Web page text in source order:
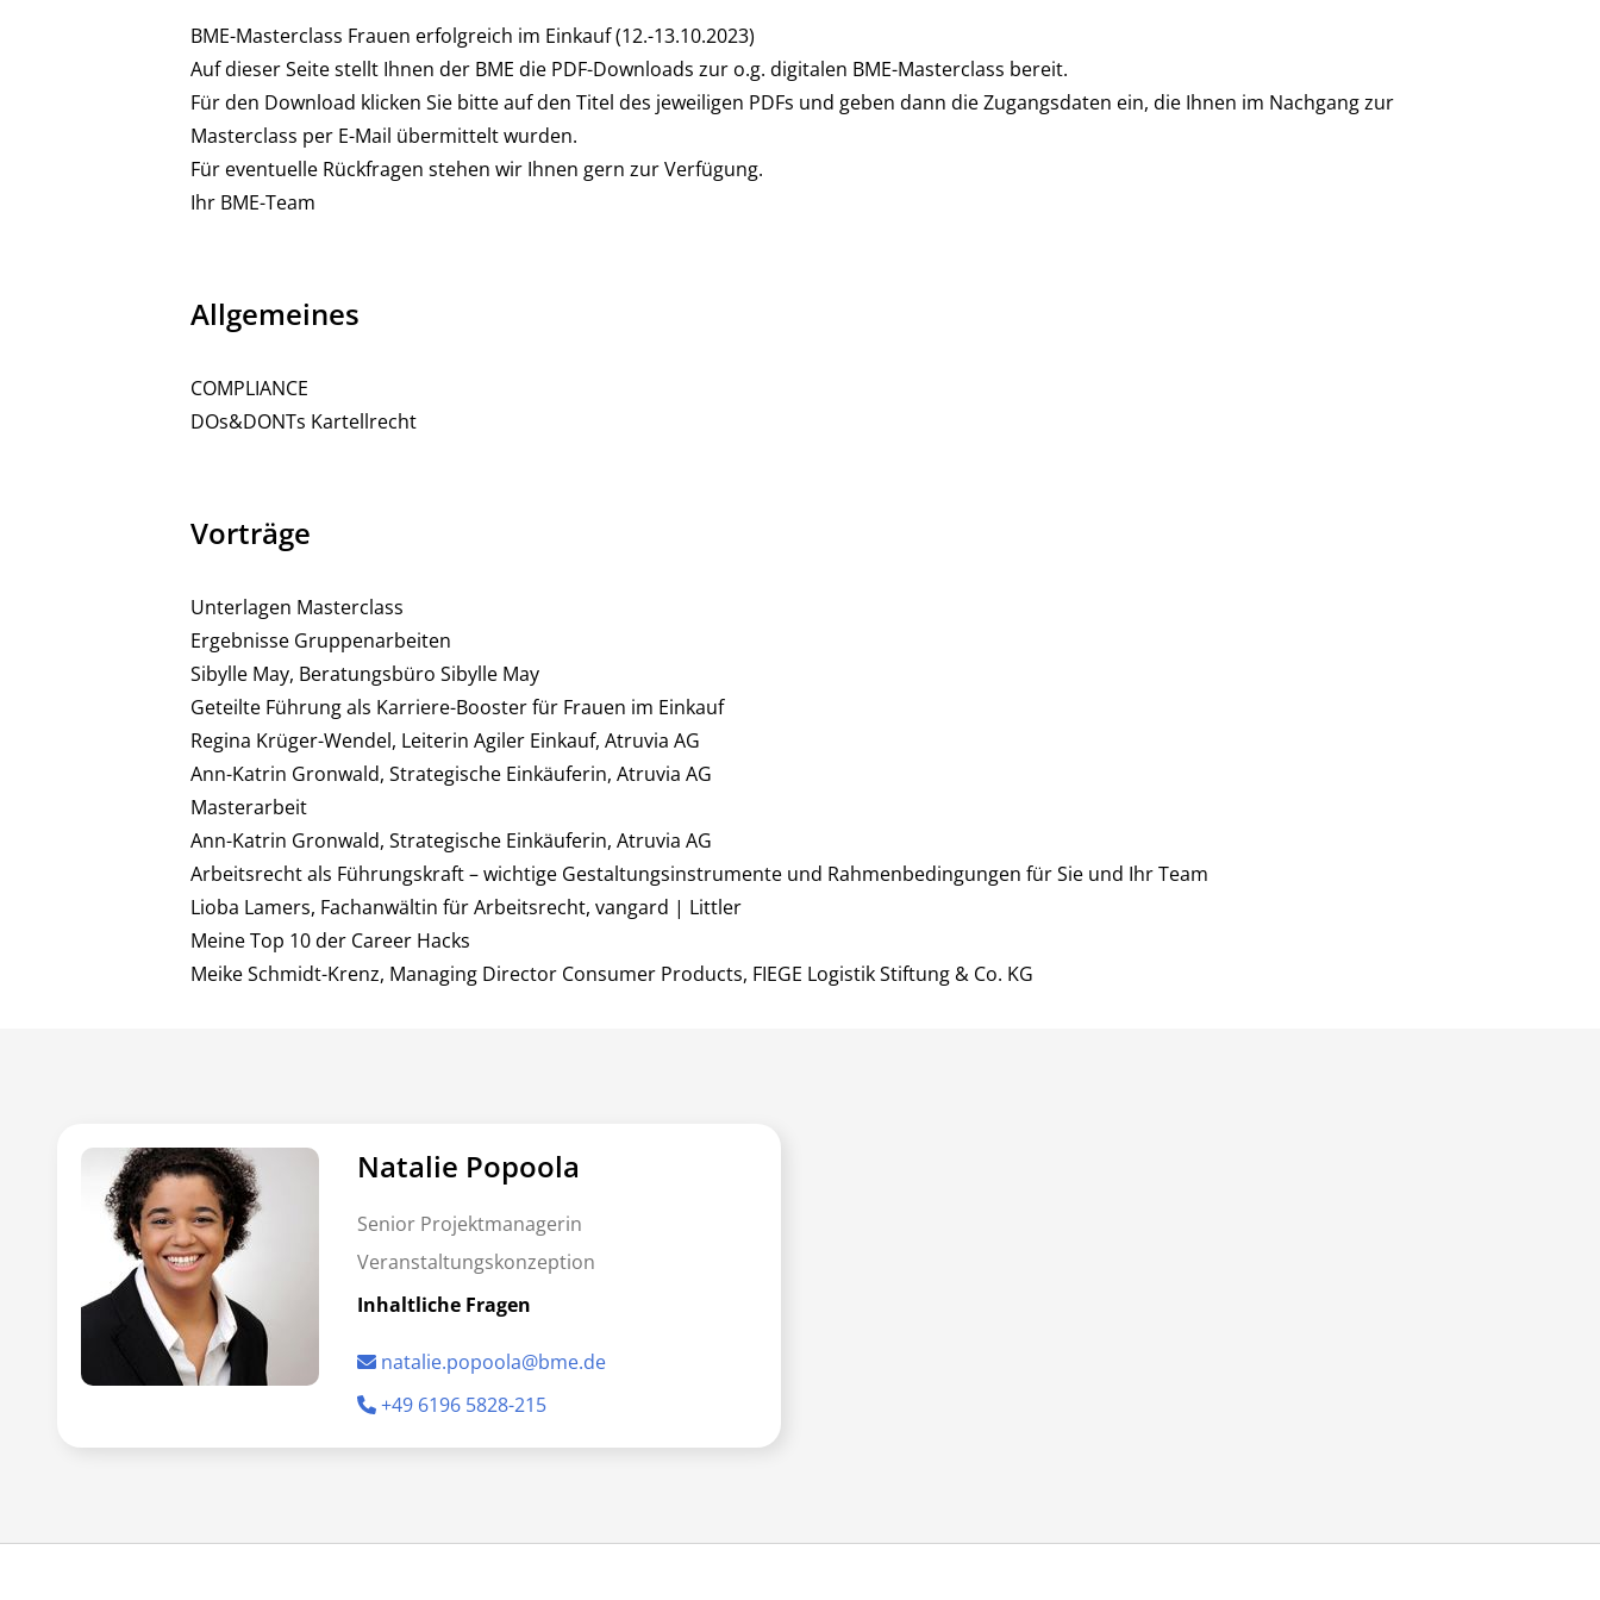
BME-Masterclass Frauen erfolgreich im Einkauf (12.-13.10.2023)
Auf dieser Seite stellt Ihnen der BME die PDF-Downloads zur o.g. digitalen BME-Masterclass bereit.
Für den Download klicken Sie bitte auf den Titel des jeweiligen PDFs und geben dann die Zugangsdaten ein, die Ihnen im Nachgang zur
Masterclass per E-Mail übermittelt wurden.
Für eventuelle Rückfragen stehen wir Ihnen gern zur Verfügung.
Ihr BME-Team
Allgemeines
COMPLIANCE
DOs&DONTs Kartellrecht
Vorträge
Unterlagen Masterclass
Ergebnisse Gruppenarbeiten
Sibylle May, Beratungsbüro Sibylle May
Geteilte Führung als Karriere-Booster für Frauen im Einkauf
Regina Krüger-Wendel, Leiterin Agiler Einkauf, Atruvia AG
Ann-Katrin Gronwald, Strategische Einkäuferin, Atruvia AG
Masterarbeit
Ann-Katrin Gronwald, Strategische Einkäuferin, Atruvia AG
Arbeitsrecht als Führungskraft – wichtige Gestaltungsinstrumente und Rahmenbedingungen für Sie und Ihr Team
Lioba Lamers, Fachanwältin für Arbeitsrecht, vangard | Littler
Meine Top 10 der Career Hacks
Meike Schmidt-Krenz, Managing Director Consumer Products, FIEGE Logistik Stiftung & Co. KG
Natalie Popoola
Senior Projektmanagerin
Veranstaltungskonzeption
Inhaltliche Fragen
natalie.popoola@bme.de
+49 6196 5828-215